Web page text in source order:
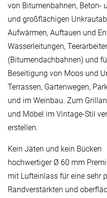
von Bitumenbahnen, Beton-
und großflächigen
Aufwärmen, Auftauen und
Wasserleitungen,
(Bitumendachbahnen) und
Beseitigung von Moos und
Terrassen, Gartenwegen,
und im Weinbau. Zum
und Möbel im Vintage-Stil
erstellen.
Kein Jäten und kein Bücken
hochwertiger Ø 60 mm
mit Lufteinlass für eine sehr
Randverstärkten und